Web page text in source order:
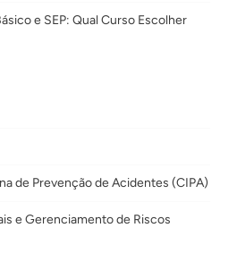
e SEP: Qual Curso Escolher
de Prevenção de Acidentes (CIPA)
e Gerenciamento de Riscos